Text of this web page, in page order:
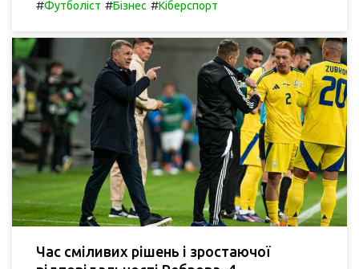
#Футболіст #Бізнес #Кіберспорт
Час сміливих рішень і зростаючої